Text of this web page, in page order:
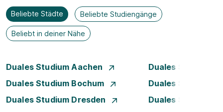
Beliebte Städte Beliebte Studiengänge
Beliebt in deiner Nähe
Duales Studium Aachen
Duales Studium
Duales Studium Bochum
Duales Studium
Duales Studium Dresden
Duales Studium